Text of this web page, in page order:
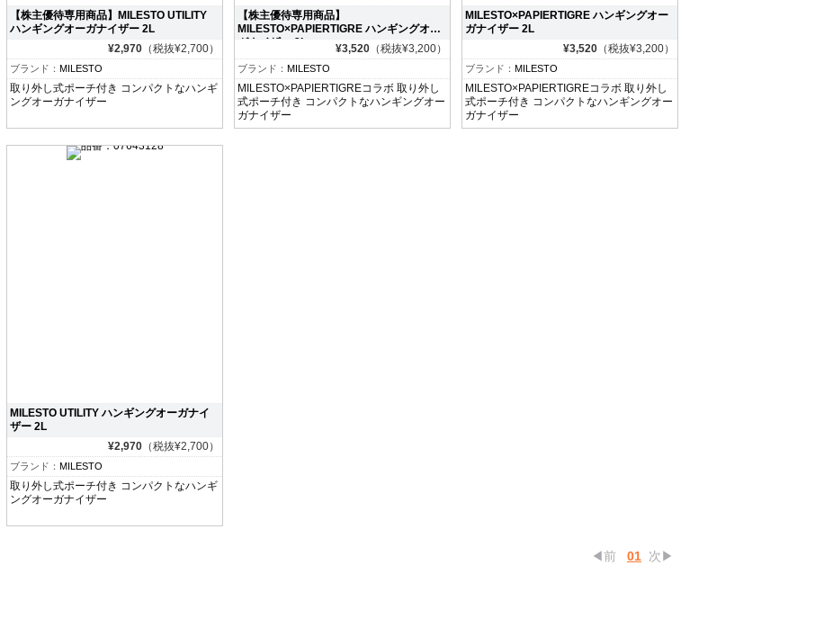
【株主優待専用商品】MILESTO UTILITY
ハンギングオーガナイザー 2L
¥2,970 （税抜¥2,700）
ブランド： MILESTO
取り外し式ポーチ付き コンパクトなハンギ
ングオーガナイザー
【株主優待専用商品】
MILESTO×PAPIERTIGRE ハンギングオー
ガナイザー 2L
¥3,520 （税抜¥3,200）
ブランド： MILESTO
MILESTO×PAPIERTIGREコラボ 取り外し
式ポーチ付き コンパクトなハンギングオー
ガナイザー
MILESTO×PAPIERTIGRE ハンギングオー
ガナイザー 2L
¥3,520 （税抜¥3,200）
ブランド： MILESTO
MILESTO×PAPIERTIGREコラボ 取り外し
式ポーチ付き コンパクトなハンギングオー
ガナイザー
MILESTO UTILITY ハンギングオーガナイ
ザー 2L
¥2,970 （税抜¥2,700）
ブランド： MILESTO
取り外し式ポーチ付き コンパクトなハンギ
ングオーガナイザー
◀前 01 次▶